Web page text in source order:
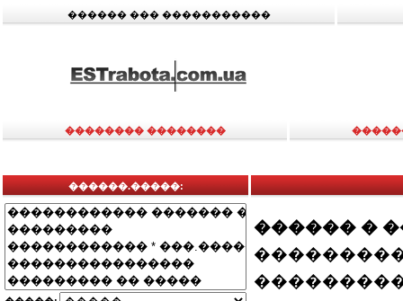
������ ��� �����������
�������� ��������
������.�����:
������ �